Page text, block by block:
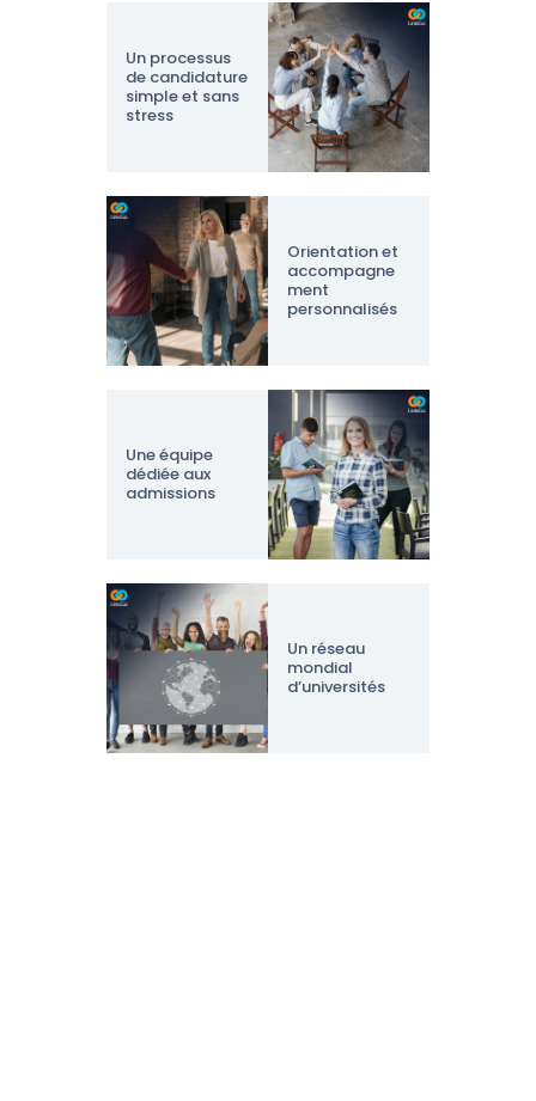
Un processus
de candidature
simple et sans
stress
Orientation et
accompagne
ment
personnalisés
Une équipe
dédiée aux
admissions
Un réseau
mondial
d’universités